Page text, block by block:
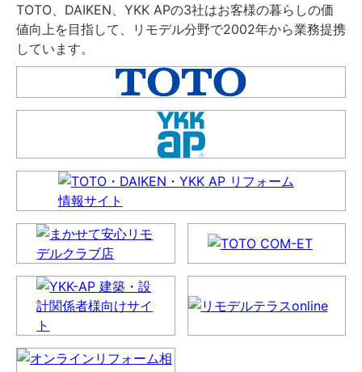
TOTO、DAIKEN、YKK APの3社はお客様の暮らしの価
値向上を目指して、リモデル分野で2002年から業務提携
しています。